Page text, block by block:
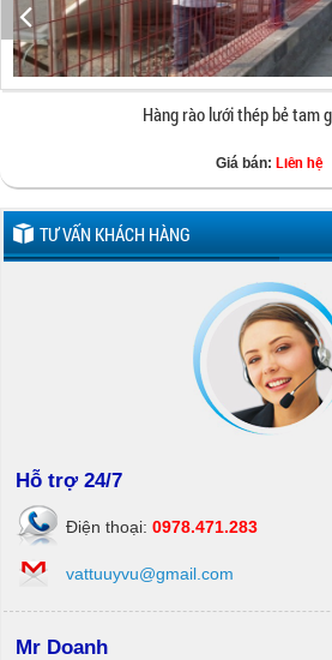
Hàng rào lưới thép bẻ tam
Giá bán: Liên hệ
TƯ VẤN KHÁCH HÀNG
Hỗ trợ 24/7
Điện thoại: 0978.471.283
vattuuyvu@gmail.com
Mr Doanh